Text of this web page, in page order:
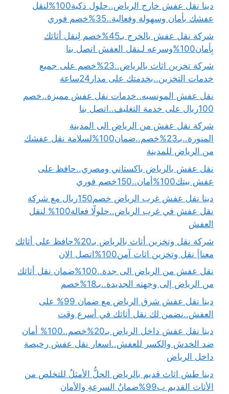
دينا نقل عفش خارج الرياض..حلول ذكية100%لنقل
عفشك بأمان وسهولة وفعالية..35%خصم فوري
شركة نقل عفش بالخرج بـ45%خصم لِنقل أثاثك
بِأمان100%وسرعه لـنقل العفش اتصل بنا
شركة تخزين اثاث بالرياض..23%خصم على جميع
خدمات التخزين..بخدمتك على مدار24ساعة
نقل عفش المونسيه..خدمات نقل عفش مميزة..خصم
100ريال على خدمة التغليف..اتصل بنا
شركة نقل عفش من الرياض الى المدينة
المنورة..بـ23%خصم..ضمان100%لسلامة نقل عفشك
من الرياض للمدينة
نقل عفش بالرياض باكستاني ومصري..حافظ على
عفش بيتك100%أمان..150خصم فوري
دينا نقل عفش غرب الرياض خصم150ريال مع شركة
نقل عفش في غرب الرياض..حلولًا فعالة100% لنقل
العفش
شركة نقل وتخزين أثاث بالرياض بـ20%حافظ على أثاثك
معنا| نقل وتخزين اثاث آمن100%اتصل الان
نقل عفش من الرياض الى جدة..100%ضمان نقل أثاثك
من الرياض إلى وجهته الجديدة..بـ18%خصم
دينا نقل عفش شرق الرياض مع ضمان 99% على
العفش..نضمن لك نقل أثاثك في أسرع وقت
دينا نقل عفش داخل الرياض بـ20%خصم..100% أمان
ضد الخدش والكسر للعفش..اسعار نقل عفش رخيصة
داخل الرياض
دينا طش اثاث قديم بالرياض الحلُّ الأمثلُ للتخلص من
الأثاث القديم ب99%ضمانُ السرعةِ والأمان